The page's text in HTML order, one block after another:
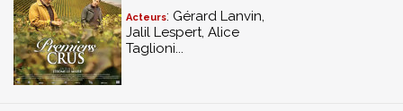
Acteurs: Gérard Lanvin,
Jalil Lespert, Alice
Taglioni...